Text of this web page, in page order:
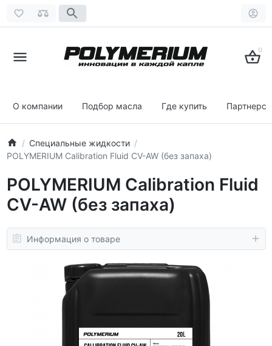
0
О компании Подбор масла Где купить
Специальные жидкости
POLYMERIUM Calibration Fluid CV-AW (без запаха)
POLYMERIUM Calibration Fluid
CV-AW (без запаха)
Информация о товаре